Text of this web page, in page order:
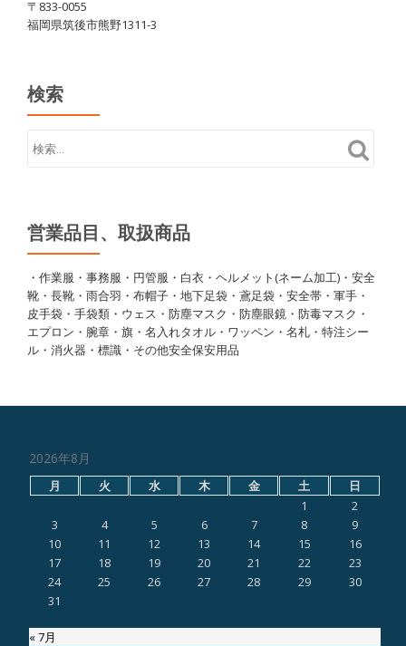
〒833-0055
福岡県筑後市熊野1311-3
検索
営業品目、取扱商品
・作業服・事務服・円管服・白衣・ヘルメット(ネーム加工)・安全
靴・長靴・雨合羽・布帽子・地下足袋・鳶足袋・安全帯・軍手・
皮手袋・手袋類・ウェス・防塵マスク・防塵眼鏡・防毒マスク・
エプロン・腕章・旗・名入れタオル・ワッペン・名札・特注シー
ル・消火器・標識・その他安全保安用品
2026年8月
月 火 水 木 金 土
日
1
2
3
4 5 6 7 8
9
10
11 12 13 14 15
16
17
18 19 20 21 22
23
24
25 26 27 28 29
30
31
« 7月